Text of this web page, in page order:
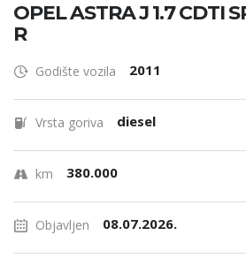
OPEL ASTRA J 1.7 CDTI
R
Godište vozila 2011
Vrsta goriva diesel
km 380.000
Objavljen 08.07.2026.